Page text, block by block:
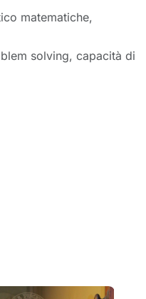
matematiche,
solving, capacità di